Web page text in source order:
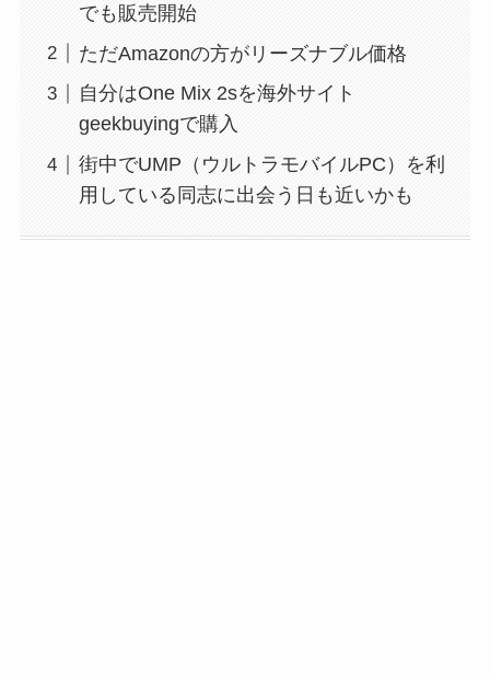
でも販売開始
ただAmazonの方がリーズナブル価格
自分はOne Mix 2sを海外サイト
geekbuyingで購入
街中でUMP（ウルトラモバイルPC）を利
用している同志に出会う日も近いかも